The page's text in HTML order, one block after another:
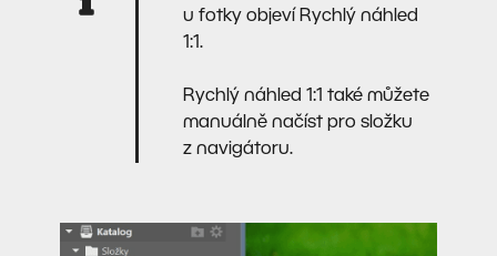
u fotky objeví Rychlý náhled
1:1.
Rychlý náhled 1:1 také můžete
manuálně načíst pro složku
z navigátoru.